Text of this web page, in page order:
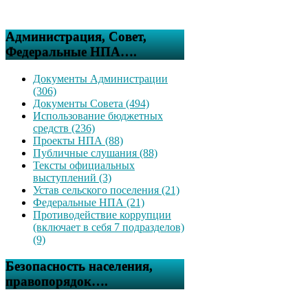
Администрация, Совет,
Федеральные НПА….
Документы Администрации
(306)
Документы Совета (494)
Использование бюджетных
средств (236)
Проекты НПА (88)
Публичные слушания (88)
Тексты официальных
выступлений (3)
Устав сельского поселения (21)
Федеральные НПА (21)
Противодействие коррупции
(включает в себя 7 подразделов)
(9)
Безопасность населения,
правопорядок….